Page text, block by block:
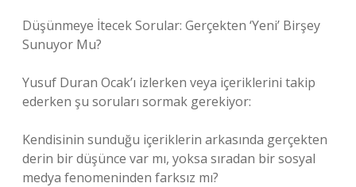
Düşünmeye İtecek Sorular: Gerçekten ‘Yeni’ Birşey
Sunuyor Mu?
Yusuf Duran Ocak’ı izlerken veya içeriklerini takip
ederken şu soruları sormak gerekiyor:
Kendisinin sunduğu içeriklerin arkasında gerçekten
derin bir düşünce var mı, yoksa sıradan bir sosyal
medya fenomeninden farksız mı?